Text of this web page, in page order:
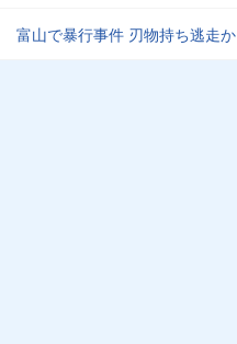
富山で暴行事件 刃物持ち逃走か